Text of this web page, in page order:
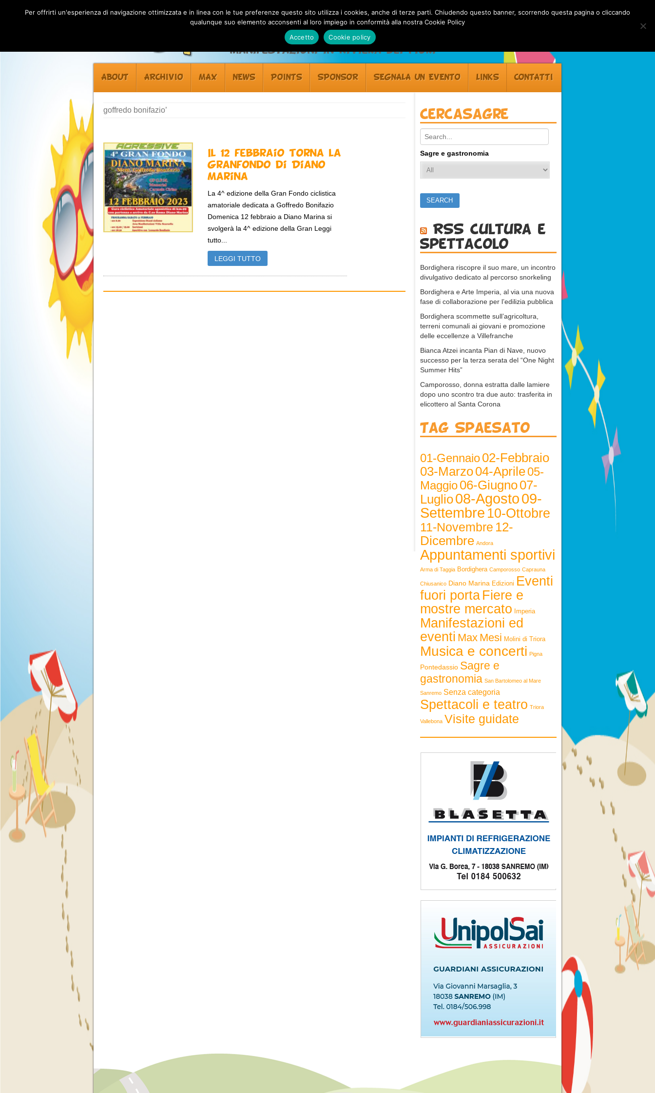
Manifestazioni in Riviera dei Fiori
ABOUT ARCHIVIO MAX NEWS POINTS SPONSOR SEGNALA UN EVENTO LINKS CONTATTI
goffredo bonifazio’
Il 12 febbraio torna la
Granfondo di Diano
Marina
La 4^ edizione della Gran Fondo ciclistica
amatoriale dedicata a Goffredo Bonifazio
Domenica 12 febbraio a Diano Marina si
svolgerà la 4^ edizione della Gran Leggi
tutto...
LEGGI TUTTO
Cercasagre
Search:
Sagre e gastronomia
RSS cultura e
spettacolo
Bordighera riscopre il suo mare, un incontro
divulgativo dedicato al percorso snorkeling
Bordighera e Arte Imperia, al via una nuova
fase di collaborazione per l’edilizia pubblica
Bordighera scommette sull’agricoltura,
terreni comunali ai giovani e promozione
delle eccellenze a Villefranche
Bianca Atzei incanta Pian di Nave, nuovo
successo per la terza serata del “One Night
Summer Hits”
Camporosso, donna estratta dalle lamiere
dopo uno scontro tra due auto: trasferita in
elicottero al Santa Corona
Tag Spaesato
01-Gennaio02-Febbraio
03-Marzo04-Aprile05-
Maggio06-Giugno07-
Luglio08-Agosto09-
Settembre 10-Ottobre
11-Novembre 12-
Dicembre Andora
Appuntamenti sportivi
Arma di Taggia Bordighera Camporosso Caprauna
Chiusanico Diano Marina Edizioni Eventi
fuori porta Fiere e
mostre mercato
Imperia
Manifestazioni ed
eventi Max Mesi Molini di Triora
Musica e concerti Pigna
Pontedassio Sagre e
gastronomia San Bartolomeo al Mare
Sanremo Senza categoria
Spettacoli e teatro Triora
Vallebona Visite guidate
Per offrirti un'esperienza di navigazione ottimizzata e in linea con le tue preferenze questo sito utilizza i cookies, anche di terze parti. Chiudendo questo banner, scorrendo questa pagina o cliccando
qualunque suo elemento acconsenti al loro impiego in conformità alla nostra Cookie Policy
Accetto
Cookie policy